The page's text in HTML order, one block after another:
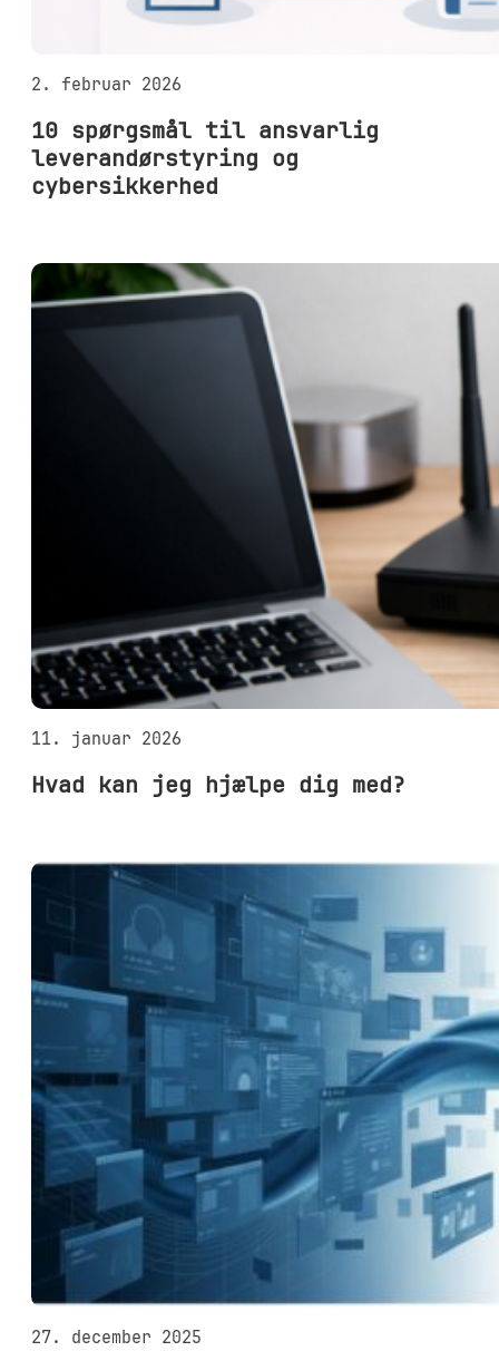
2. februar 2026
10 spørgsmål til ansvarlig
leverandørstyring og
cybersikkerhed
11. januar 2026
Hvad kan jeg hjælpe dig med?
27. december 2025